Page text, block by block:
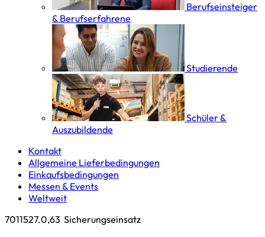
Berufseinsteiger
& Berufserfahrene
Studierende
Schüler &
Auszubildende
Kontakt
Allgemeine Lieferbedingungen
Einkaufsbedingungen
Messen & Events
Weltweit
7011527.0,63 Sicherungseinsatz